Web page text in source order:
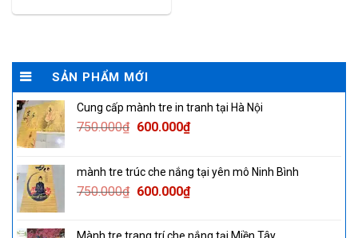
SẢN PHẨM MỚI
Cung cấp mành tre in tranh tại Hà Nội
750.000₫ Original
750.000₫.
600.000₫Current
600.000₫.
mành tre trúc che nắng tại yên mô Ninh Bình
750.000₫ Original
600.000₫Current